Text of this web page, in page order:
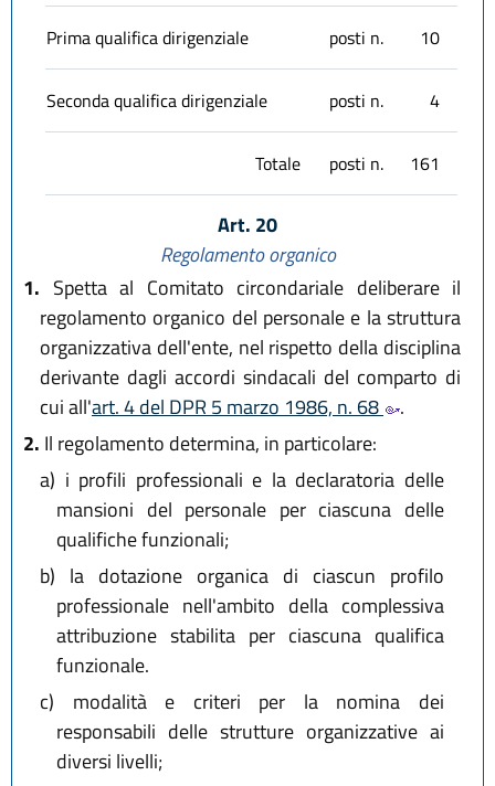
Prima qualifica dirigenziale posti n. 10
Seconda qualifica dirigenziale posti n. 4
Totale posti n. 161
Art. 20
Regolamento organico
1. Spetta al Comitato circondariale deliberare il
regolamento organico del personale e la struttura
organizzativa dell'ente, nel rispetto della disciplina
derivante dagli accordi sindacali del comparto di
cui all'art. 4 del DPR 5 marzo 1986, n. 68
.
2. Il regolamento determina, in particolare:
a) i profili professionali e la declaratoria delle
mansioni del personale per ciascuna delle
qualifiche funzionali;
b) la dotazione organica di ciascun profilo
professionale nell'ambito della complessiva
attribuzione stabilita per ciascuna qualifica
funzionale.
c) modalità e criteri per la nomina dei
responsabili delle strutture organizzative ai
diversi livelli;